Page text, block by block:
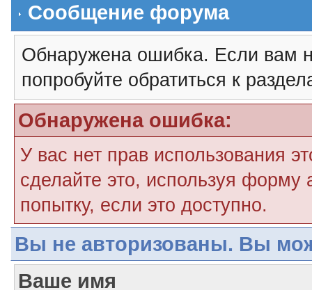
Сообщение форума
Обнаружена ошибка. Если вам
попробуйте обратиться к
Обнаружена ошибка:
У вас нет прав использования
сделайте это, используя форму
попытку, если это доступно.
Вы не авторизованы. Вы
Ваше имя